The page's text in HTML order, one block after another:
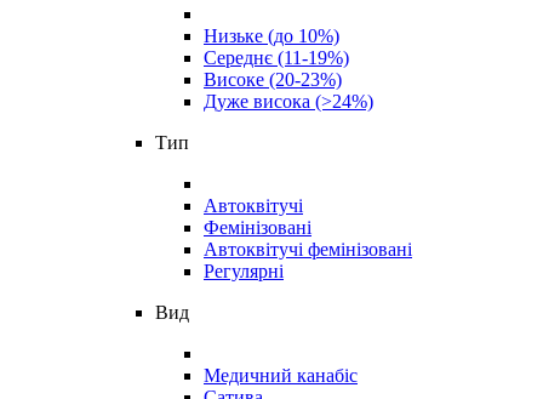
Низьке (до 10%)
Середнє (11-19%)
Високе (20-23%)
Дуже висока (>24%)
Тип
Автоквітучі
Фемінізовані
Автоквітучі фемінізовані
Регулярні
Вид
Медичний канабіс